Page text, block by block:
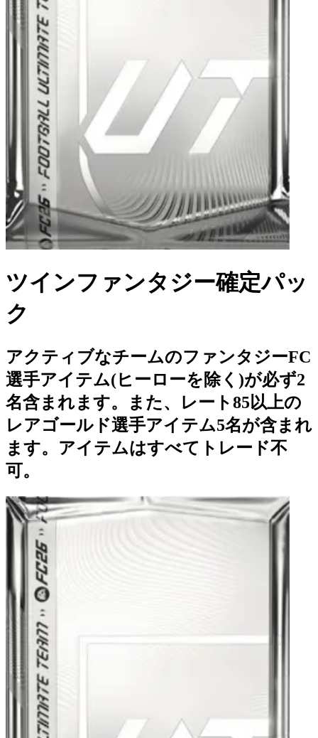
ツインファンタジー確定パッ
ク
アクティブなチームのファンタジーFC
選手アイテム(ヒーローを除く)が必ず2
名含まれます。また、レート85以上の
レアゴールド選手アイテム5名が含まれ
ます。アイテムはすべてトレード不
可。